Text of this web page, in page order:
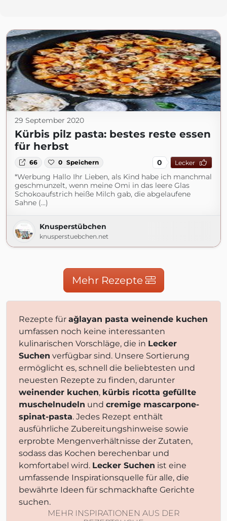
29 September 2020
Kürbis pilz pasta: bestes reste essen
für herbst
66 0 Speichern 0 Lecker
*Werbung Hallo Ihr Lieben, als Kind habe ich manchmal
geschmunzelt, wenn meine Omi in das leere Glas
Schokoaufstrich heiße Milch gab, die abgelaufene
Sahne (...)
Knusperstübchen
knusperstuebchen.net
Mehr Rezepte
Rezepte für ağlayan pasta weinende kuchen
umfassen noch keine interessanten
kulinarischen Vorschläge, die in Lecker
Suchen verfügbar sind. Unsere Sortierung
ermöglicht es, schnell die beliebtesten und
neuesten Rezepte zu finden, darunter
weinender kuchen, kürbis ricotta gefüllte
muschelnudeln und cremige mascarpone-
spinat-pasta. Jedes Rezept enthält
ausführliche Zubereitungshinweise sowie
erprobte Mengenverhältnisse der Zutaten,
sodass das Kochen berechenbar und
komfortabel wird. Lecker Suchen ist eine
umfassende Inspirationsquelle für alle, die
bewährte Ideen für schmackhafte Gerichte
suchen.
MEHR INSPIRATIONEN AUS DER